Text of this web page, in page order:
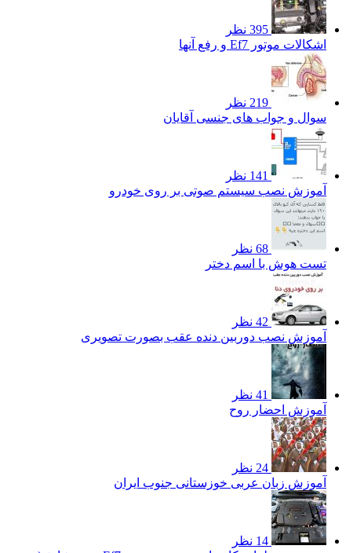
395 نظر
اشکالات موتور Ef7 و رفع آنها
219 نظر
سوال و جواب های جنسی آقایان
141 نظر
آموزش نصب سیستم صوتی بر روی خودرو
68 نظر
تست هوش با اسم دختر
42 نظر
آموزش نصب دوربین دنده عقب بصورت تصویری
41 نظر
آموزش احضار روح
24 نظر
آموزش زبان عربی خوزستانی جنوب ایران
14 نظر